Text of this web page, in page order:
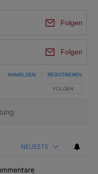
Folgen
Folgen
FOLGE DIESER
FOLGEN
ANMELDEN REGISTRIEREN
NEUESTE